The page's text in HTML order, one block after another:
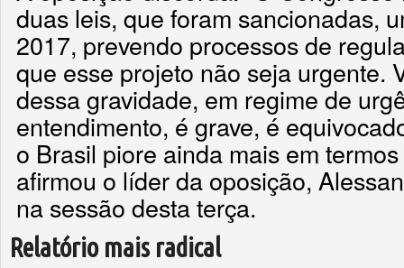
duas leis, que foram sancionadas,
2017, prevendo processos de
que esse projeto não seja urgente.
dessa gravidade, em regime de
entendimento, é grave, é
o Brasil piore ainda mais em
afirmou o líder da oposição,
na sessão desta terça.
Relatório mais radical